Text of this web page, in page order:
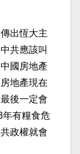
出恆大主
共應該叫
國房地產
地產現在
後一定會
年有糧食危
政權就會